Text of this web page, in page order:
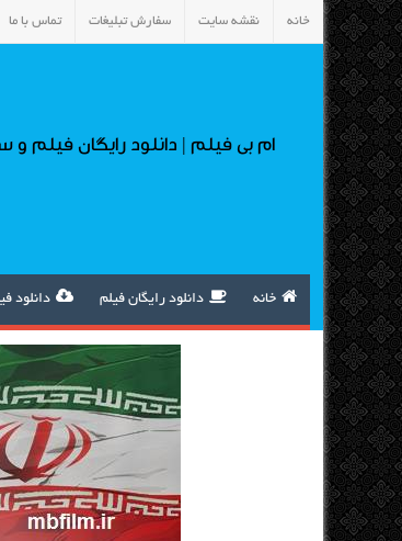
خانه نقشه سایت سفارش تبلیغات تماس با ما
ام بی فیلم | دانلود رایگان فیلم و
خانه دانلود رایگان فیلم دانلود